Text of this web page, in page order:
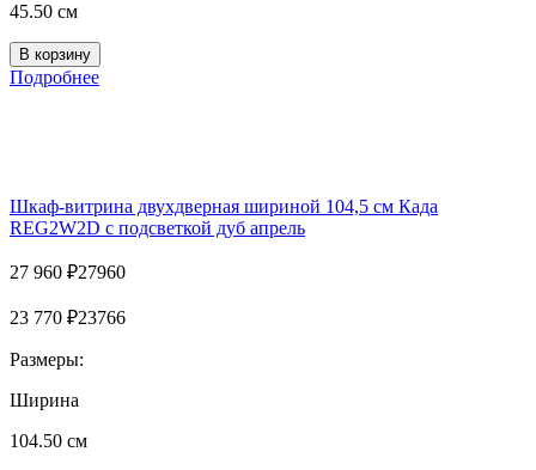
45.50 см
Подробнее
Шкаф-витрина двухдверная шириной 104,5 см Када
REG2W2D с подсветкой дуб апрель
27 960 ₽27960
23 770 ₽23766
Размеры:
Ширина
104.50 см